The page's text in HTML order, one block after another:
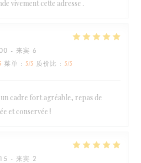
vivement cette adresse .
- 来宾 6
菜单 : 5/5 质价比 : 5/5
cadre fort agréable, repas de
et conservée !
- 来宾 2